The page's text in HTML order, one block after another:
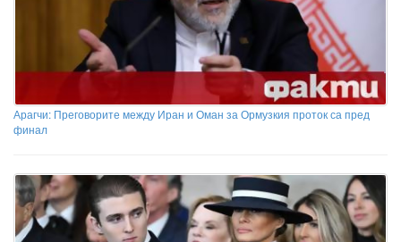
Арагчи: Преговорите между Иран и Оман за Ормузкия проток са пред
финал